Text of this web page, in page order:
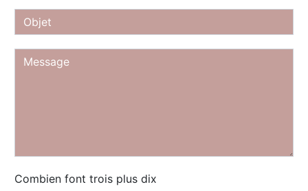
Combien font trois plus dix